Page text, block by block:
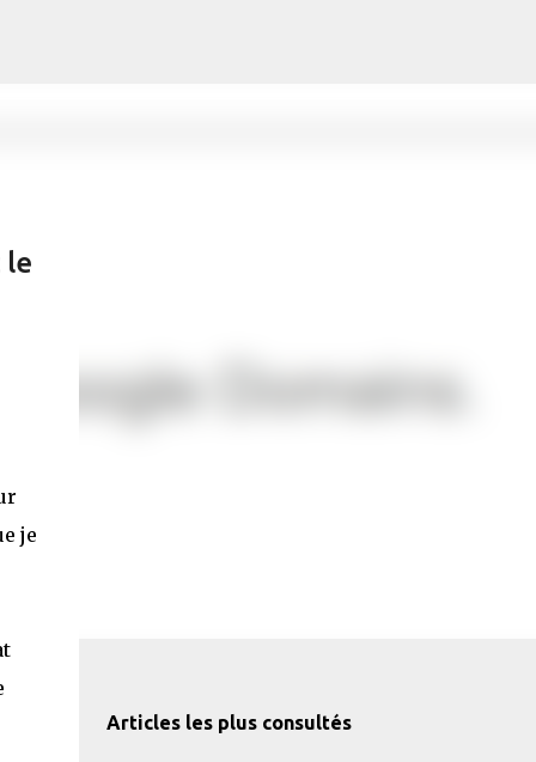
le
je
Articles les plus consultés